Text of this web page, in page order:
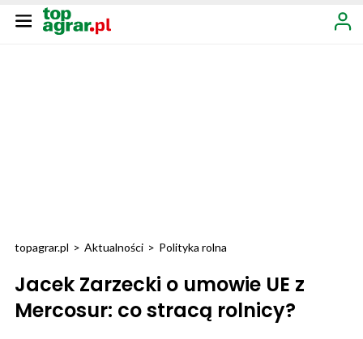
topagrar.pl > Aktualności > Polityka rolna
Jacek Zarzecki o umowie UE z
Mercosur: co stracą rolnicy?